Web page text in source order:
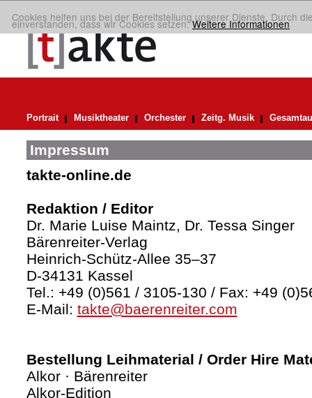
Cookies helfen uns bei der Bereitstellung unserer Dienste. Durch
einverstanden, dass wir Cookies setzen.Weitere Informationen
Portrait Musiktheater Orchester Zeitg. Musik
Impressum
takte-online.de
Redaktion / Editor
Dr. Marie Luise Maintz, Dr. Tessa Singer
Bärenreiter-Verlag
Heinrich-Schütz-Allee 35–37
D-34131 Kassel
Tel.: +49 (0)561 / 3105-130 / Fax: +49
E-Mail: takte@baerenreiter.com
Bestellung Leihmaterial / Order Hire
Alkor · Bärenreiter
Alkor-Edition